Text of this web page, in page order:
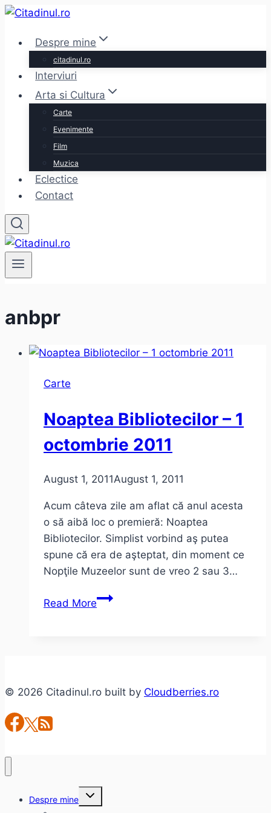
Skip
contentDespre mine
citadinul.ro
Interviuri
Arta si Cultura
Carte
Evenimente
Film
Muzica
Eclectice
Contact
anbpr
Carte
Noaptea Bibliotecilor – 1
octombrie 2011
August 1, 2011August 1, 2011
Acum câteva zile am aflat că anul acesta
o să aibă loc o premieră: Noaptea
Bibliotecilor. Simplist vorbind aş putea
spune că era de aşteptat, din moment ce
Nopţile Muzeelor sunt de vreo 2 sau 3…
Read MoreNoaptea
© 2026 Citadinul.ro built by Cloudberries.ro
Despre mine
Toggle